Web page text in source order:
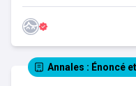
Annales : Énoncé